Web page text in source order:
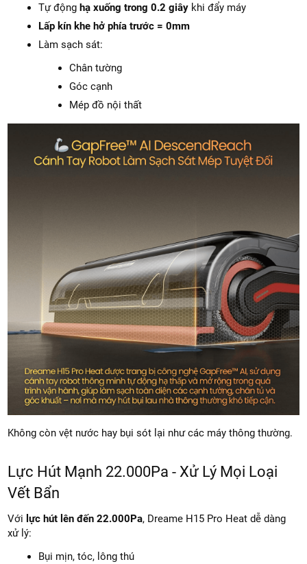
Tự độnghạ xuống trong 0.2 giây khi đẩy máy
Lấp kín khe hở phía trước = 0mm
Làm sạch sát:
Chân tường
Góc cạnh
Mép đồ nội thất
Không còn vệt nước hay bụi sót lại như các máy thông thường.
Lực Hút Mạnh 22.000Pa - Xử Lý Mọi Loại
Vết Bẩn
Với lực hút lên đến 22.000Pa, Dreame H15 Pro Heat dễ dàng
xử lý:
Bụi mịn, tóc, lông thú